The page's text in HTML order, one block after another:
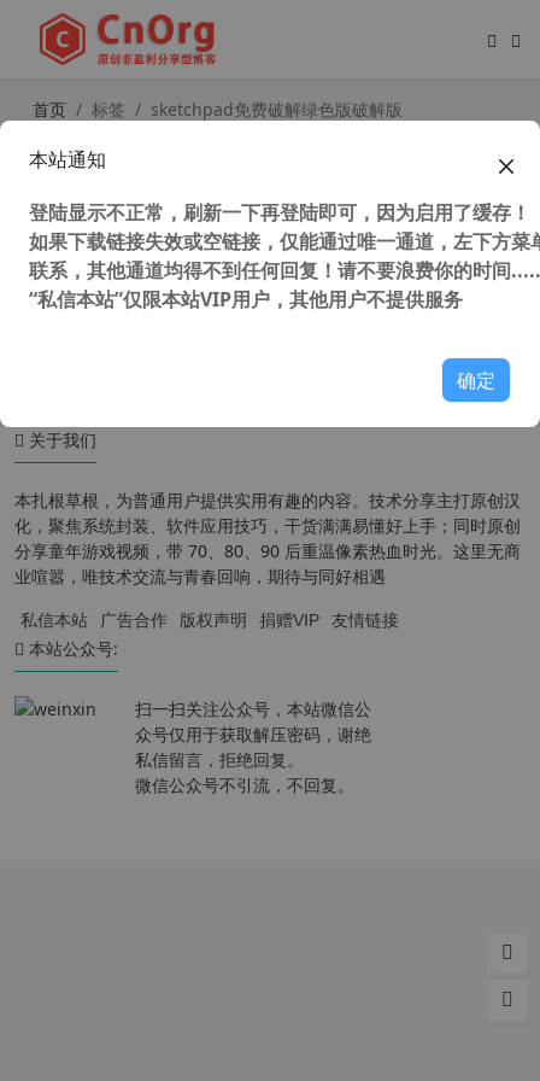
首页 标签 sketchpad免费破解绿色版破解版
几何画板 The Geometers Sketchpa
制工具
关于我们
本扎根草根，为普通用户提供实用有趣的内容。技术分享主打原创汉
化，聚焦系统封装、软件应用技巧，干货满满易懂好上手；同时原创
分享童年游戏视频，带 70、80、90 后重温像素热血时光。这里无商
业喧嚣，唯技术交流与青春回响，期待与同好相遇
私信本站 广告合作 版权声明 捐赠VIP 友情链接
本站公众号:
扫一扫关注公众号，本站微信公
众号仅用于获取解压密码，谢绝
私信留言，拒绝回复。
微信公众号不引流，不回复。
本站通知
登陆显示不正常，刷新一下再登陆即可，因为启用了缓存！
如果下载链接失效或空链接，仅能通过唯一通道，左下方菜
联系，其他通道均得不到任何回复！请不要浪费你的时间
“私信本站”仅限本站VIP用户，其他用户不提供服务
确定